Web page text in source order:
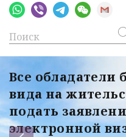
Все обладатели
вида на
подать
электронной